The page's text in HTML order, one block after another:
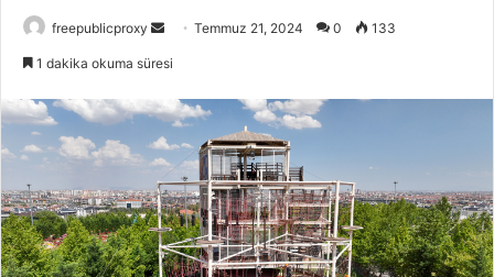
freepublicproxy
Bir
göndermek
Temmuz 21, 2024 0 133
1 dakika okuma süresi